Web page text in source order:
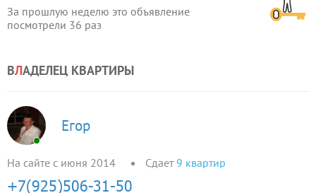
За прошлую неделю это объявление
посмотрели 36 раз
ВЛАДЕЛЕЦ КВАРТИРЫ
Егор
На сайте с июня 2014 Сдает9 квартир